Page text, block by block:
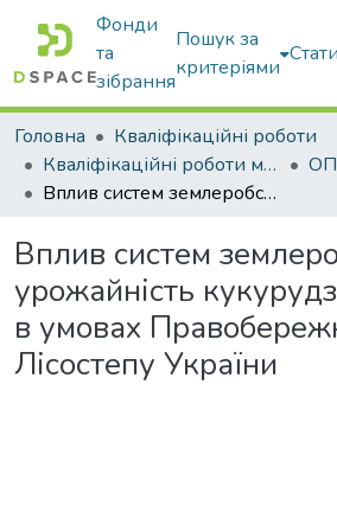
Фонди
та
зібрання
Пошук за
критеріями
Головна
Кваліфікаційні роботи
Кваліфікаційні роботи магістрів
Вплив систем землеробства на урожайність кукурудзи на зерно в умовах Правобережного Лісостепу України
Вплив систем
урожайність
в умовах
Лісостепу України